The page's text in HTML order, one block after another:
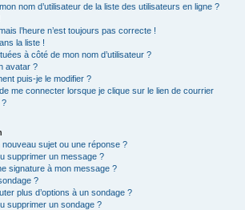
nom d’utilisateur de la liste des utilisateurs en ligne ?
l’heure n’est toujours pas correcte !
la liste !
à côté de mon nom d’utilisateur ?
avatar ?
puis-je le modifier ?
me connecter lorsque je clique sur le lien de courrier
?
sujet ou une réponse ?
supprimer un message ?
signature à mon message ?
?
plus d’options à un sondage ?
supprimer un sondage ?